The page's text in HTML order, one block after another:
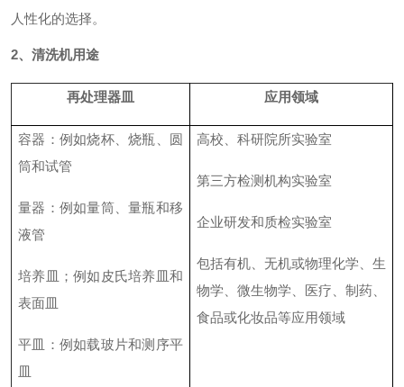
人性化的选择。
2、清洗机用途
再处理器皿 应用领域
容器 ： 例如烧杯、烧瓶、圆
筒和试管
量器 ： 例如量筒、量瓶和移
液管
培养皿 ； 例如皮氏培养皿和
表面皿
平皿 ： 例如载玻片和测序平
皿
高校、科研院所实验室
第三方检测机构实验室
企业研发和质检实验室
包括有机、无机或物理化学、生
物学、微生物学、医疗、制药、
食品或化妆品等应用领域